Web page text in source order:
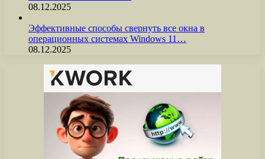
08.12.2025
Эффективные способы свернуть все окна в
операционных системах Windows 11…
08.12.2025